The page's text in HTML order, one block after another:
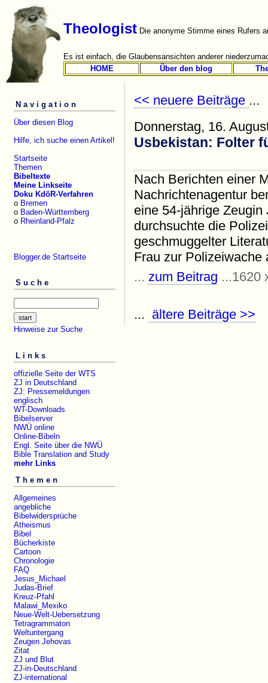
Theologist Die anonyme Stimme eines Rufers
Es ist einfach, die Glaubensansichten anderer
HOME
Über den blog
Navigation
Über diesen Blog
Hilfe, ich suche einen Artikel!
Startseite
Themen
Bibeltexte
Meine Linkseite
Doku KdöR-Verfahren
o Bremen
o Baden-Württemberg
o Rheinland-Pfalz
Blogger.de Startseite
Suche
Hinweise zur Suche
Links
offizielle Seite der WTS
ZJ in Deutschland
ZJ: Pressemeldungen
englisch
WT-Downloads
Bibelserver
NWÜ online
Online-Bibeln
Engl. Seite über die NWÜ
Bible Translation and Study
mehr Links
Themen
Allgemeines
angebliche
Bibelwidersprüche
Atheismus
Bibel
Bücherkiste
Cartoon
Chronologie
FAQ
Jesus_Michael
Judas-Brief
Kreuz-Pfahl
Malawi_Mexiko
Neue-Welt-Uebersetzung
Tetragrammaton
Weltuntergang
Zeugen Jehovas
Zitat
ZJ und Blut
ZJ-in-Deutschland
ZJ-international
<< neuere Beiträge ...
Donnerstag, 16.
Usbekistan: Folter
Nach Berichten einer
Nachrichtenagentur
eine 54-jährige
durchsuchte die
geschmuggelter
Frau zur Polizeiwache
... zum Beitrag ...1620
... ältere Beiträge >>